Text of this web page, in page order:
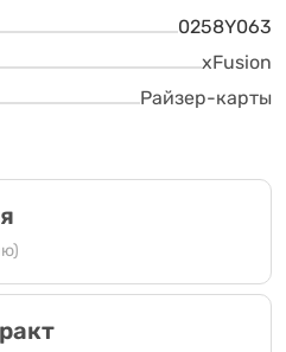
0258Y063
xFusion
Райзер-карты